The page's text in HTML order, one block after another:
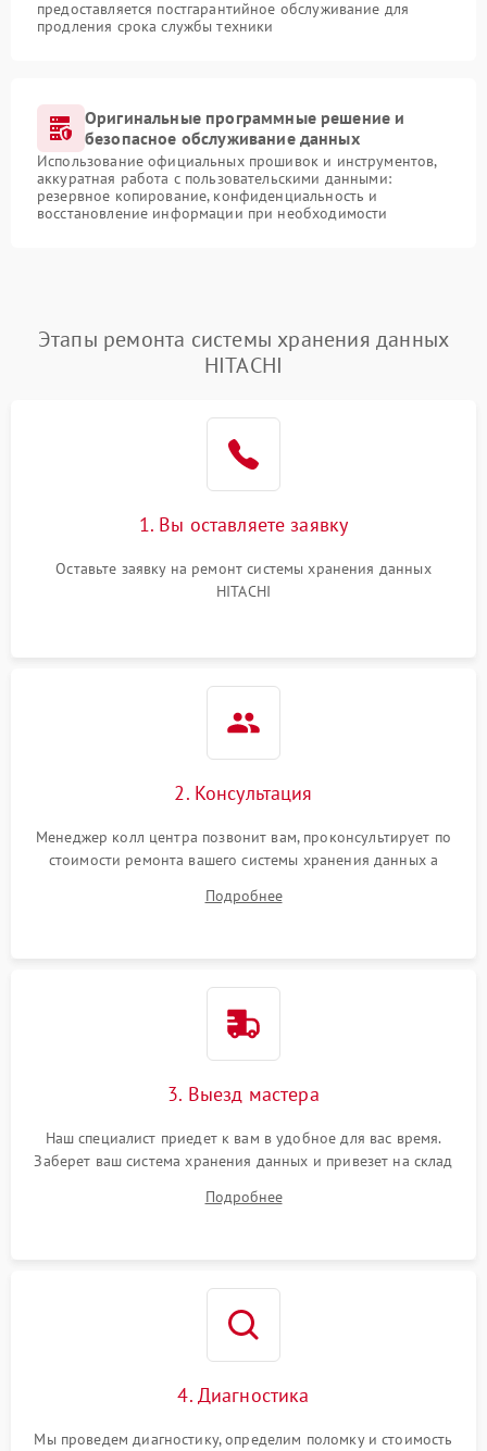
предоставляется постгарантийное обслуживание для
продления срока службы техники
Оригинальные программные решение и
безопасное обслуживание данных
Использование официальных прошивок и инструментов,
аккуратная работа с пользовательскими данными:
резервное копирование, конфиденциальность и
восстановление информации при необходимости
Этапы ремонта системы хранения данных
HITACHI
1. Вы оставляете заявку
Оставьте заявку на ремонт системы хранения данных
HITACHI
2. Консультация
Менеджер колл центра позвонит вам, проконсультирует по
стоимости ремонта вашего системы хранения данных а
Подробнее
3. Выезд мастера
Наш специалист приедет к вам в удобное для вас время.
Заберет ваш система хранения данных и привезет на склад
Подробнее
4. Диагностика
Мы проведем диагностику, определим поломку и стоимость